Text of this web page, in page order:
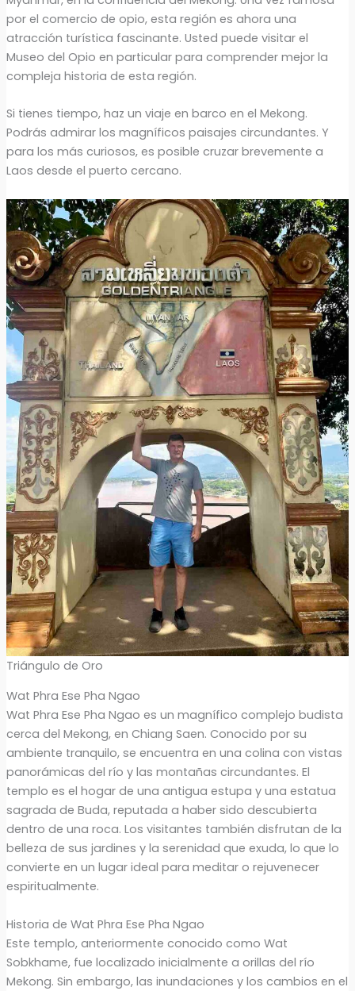
por el comercio de opio, esta región es ahora una
atracción turística fascinante. Usted puede visitar el
Museo del Opio en particular para comprender mejor la
compleja historia de esta región.
Si tienes tiempo, haz un viaje en barco en el Mekong.
Podrás admirar los magníficos paisajes circundantes. Y
para los más curiosos, es posible cruzar brevemente a
Laos desde el puerto cercano.
Triángulo de Oro
Wat Phra Ese Pha Ngao
Wat Phra Ese Pha Ngao es un magnífico complejo budista
cerca del Mekong, en Chiang Saen. Conocido por su
ambiente tranquilo, se encuentra en una colina con vistas
panorámicas del río y las montañas circundantes. El
templo es el hogar de una antigua estupa y una estatua
sagrada de Buda, reputada a haber sido descubierta
dentro de una roca. Los visitantes también disfrutan de la
belleza de sus jardines y la serenidad que exuda, lo que lo
convierte en un lugar ideal para meditar o rejuvenecer
espiritualmente.
Historia de Wat Phra Ese Pha Ngao
Este templo, anteriormente conocido como Wat
Sobkhame, fue localizado inicialmente a orillas del río
Mekong. Sin embargo, las inundaciones y los cambios en el